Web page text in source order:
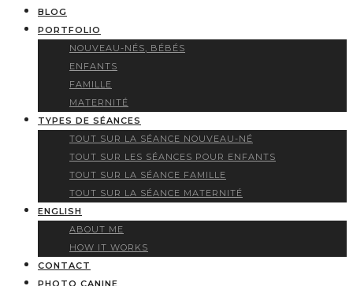
BLOG
PORTFOLIO
NOUVEAU-NÉS, BÉBÉS
ENFANTS
FAMILLE
MATERNITÉ
TYPES DE SÉANCES
TOUT SUR LA SÉANCE NOUVEAU-NÉ
TOUT SUR LES SÉANCES POUR ENFANTS
TOUT SUR LA SÉANCE FAMILLE
TOUT SUR LA SÉANCE MATERNITÉ
ENGLISH
ABOUT ME
HOW IT WORKS
CONTACT
PHOTO CANINE